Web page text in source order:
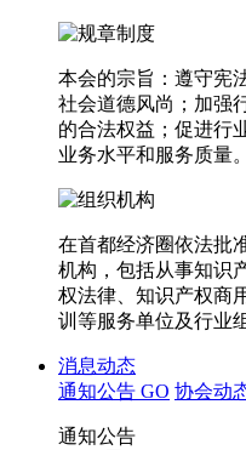
本会的宗旨：遵守宪
社会道德风尚；加强
的合法权益；促进行
业务水平和服务质量。
在首都经济圈依法批
机构，包括从事知识
权法律、知识产权商
训等服务单位及行业
消息动态
通知公告 GO 协会动
通知公告